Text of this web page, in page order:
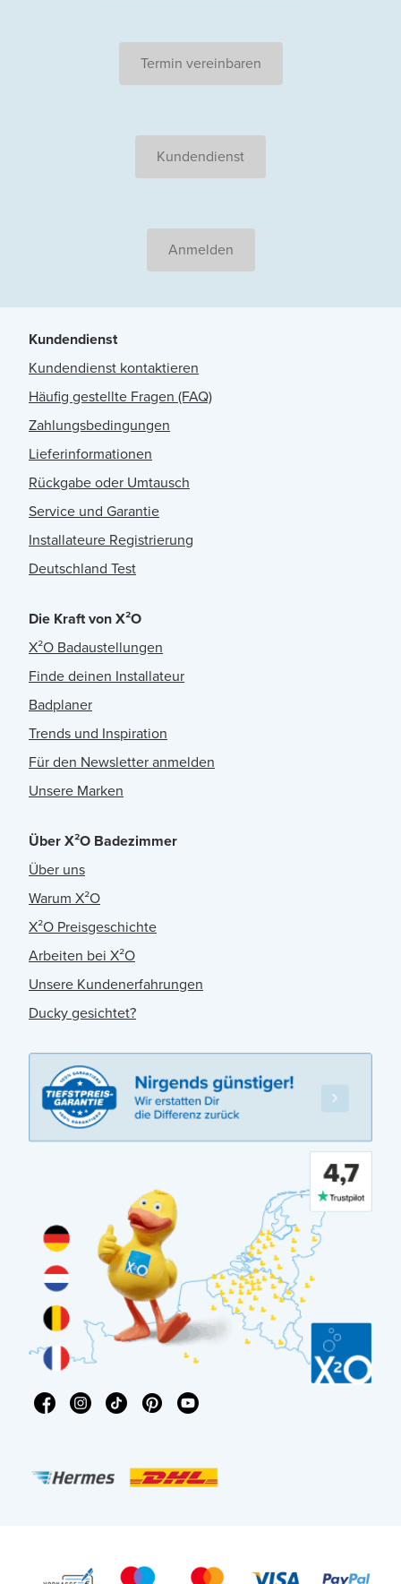
Termin vereinbaren
Kundendienst
Anmelden
Kundendienst
Kundendienst kontaktieren
Häufig gestellte Fragen (FAQ)
Zahlungsbedingungen
Lieferinformationen
Rückgabe oder Umtausch
Service und Garantie
Installateure Registrierung
Deutschland Test
Die Kraft von X²O
X²O Badaustellungen
Finde deinen Installateur
Badplaner
Trends und Inspiration
Für den Newsletter anmelden
Unsere Marken
Über X²O Badezimmer
Über uns
Warum X²O
X²O Preisgeschichte
Arbeiten bei X²O
Unsere Kundenerfahrungen
Ducky gesichtet?